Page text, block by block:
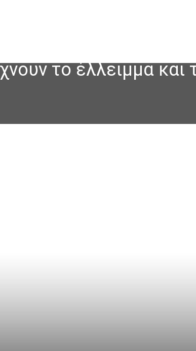
το έλλειμμα και